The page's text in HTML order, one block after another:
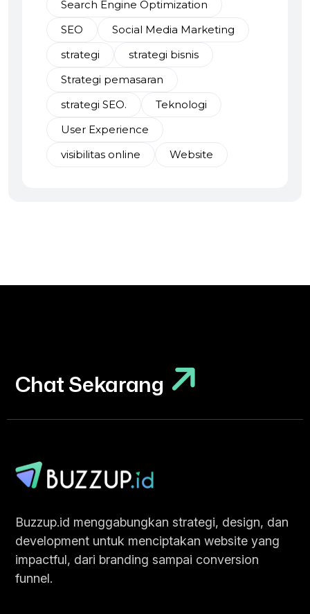
Search Engine Optimization
SEO
Social Media Marketing
strategi
strategi bisnis
Strategi pemasaran
strategi SEO.
Teknologi
User Experience
visibilitas online
Website
Chat Sekarang
Chat Sekarang
Buzzup.id menggabungkan strategi, design, dan
development untuk menciptakan website yang
impactful, dari branding sampai conversion
funnel.